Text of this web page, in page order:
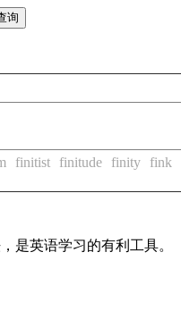
finitist finitude finity fink
是英语学习的有利工具。